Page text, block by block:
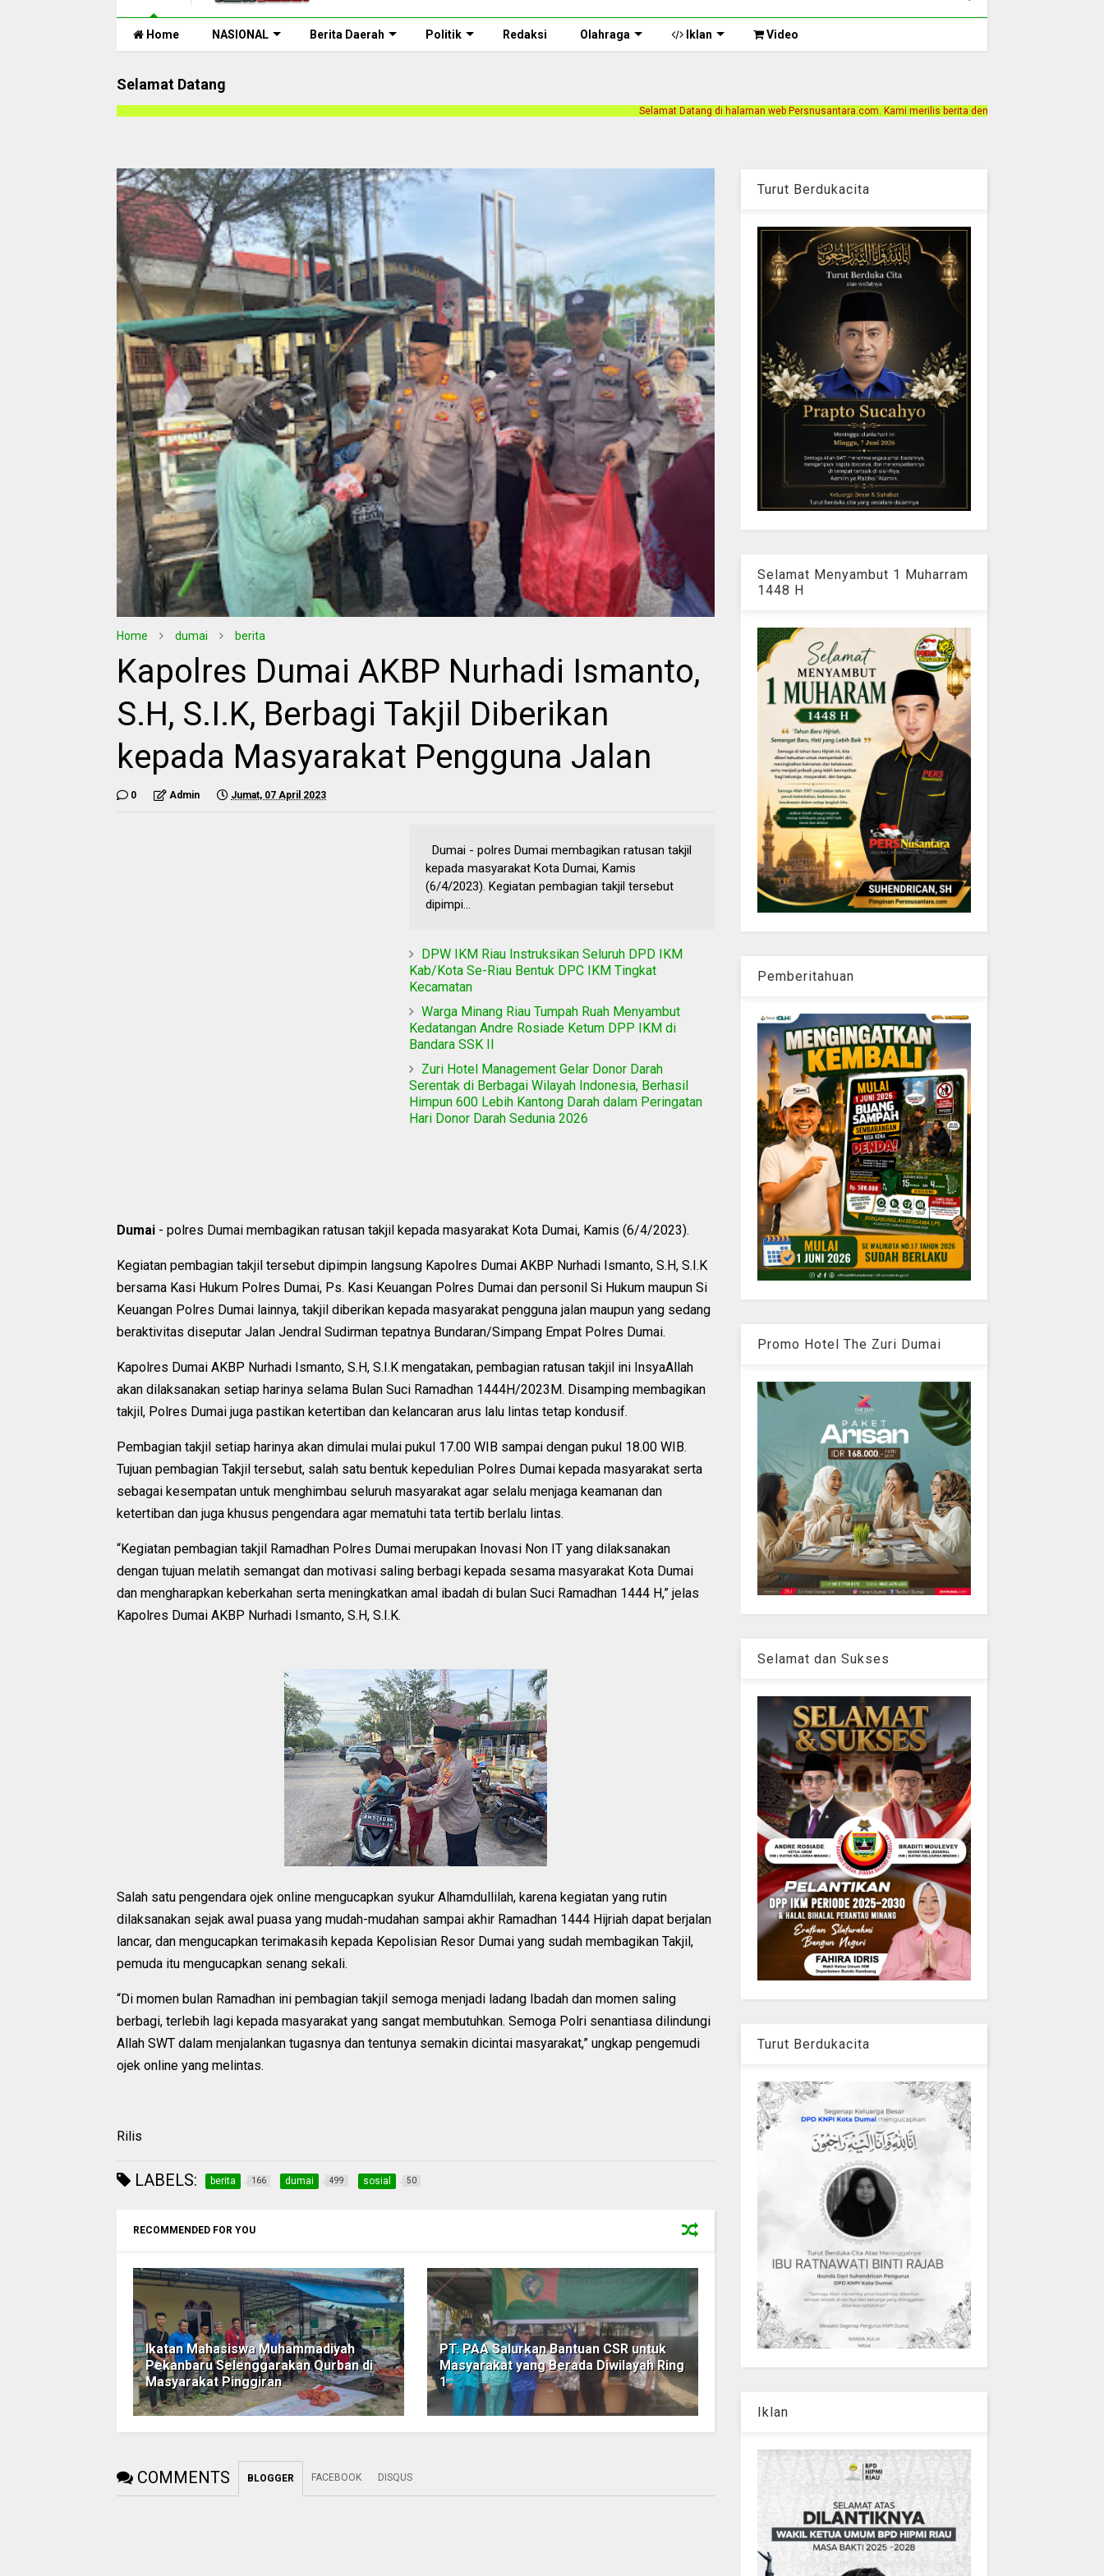
Home NASIONAL Berita Daerah Politik Redaksi Olahraga Iklan Video
Selamat Datang
Selamat Datang di halaman web Persnusantara.com. Kami merilis berita dengan motto Akurat, Independen, Terpercaya.
Home dumai berita
Kapolres Dumai AKBP Nurhadi Ismanto,
S.H, S.I.K, Berbagi Takjil Diberikan
kepada Masyarakat Pengguna Jalan
0 Admin Jumat, 07 April 2023
Dumai - polres Dumai membagikan ratusan takjil
kepada masyarakat Kota Dumai, Kamis
(6/4/2023). Kegiatan pembagian takjil tersebut
dipimpi...
DPW IKM Riau Instruksikan Seluruh DPD IKM
Kab/Kota Se-Riau Bentuk DPC IKM Tingkat
Kecamatan
Warga Minang Riau Tumpah Ruah Menyambut
Kedatangan Andre Rosiade Ketum DPP IKM di
Bandara SSK II
Zuri Hotel Management Gelar Donor Darah
Serentak di Berbagai Wilayah Indonesia, Berhasil
Himpun 600 Lebih Kantong Darah dalam Peringatan
Hari Donor Darah Sedunia 2026
Dumai - polres Dumai membagikan ratusan takjil kepada masyarakat Kota Dumai, Kamis (6/4/2023).
Kegiatan pembagian takjil tersebut dipimpin langsung Kapolres Dumai AKBP Nurhadi Ismanto, S.H, S.I.K
bersama Kasi Hukum Polres Dumai, Ps. Kasi Keuangan Polres Dumai dan personil Si Hukum maupun Si
Keuangan Polres Dumai lainnya, takjil diberikan kepada masyarakat pengguna jalan maupun yang sedang
beraktivitas diseputar Jalan Jendral Sudirman tepatnya Bundaran/Simpang Empat Polres Dumai.
Kapolres Dumai AKBP Nurhadi Ismanto, S.H, S.I.K mengatakan, pembagian ratusan takjil ini InsyaAllah
akan dilaksanakan setiap harinya selama Bulan Suci Ramadhan 1444H/2023M. Disamping membagikan
takjil, Polres Dumai juga pastikan ketertiban dan kelancaran arus lalu lintas tetap kondusif.
Pembagian takjil setiap harinya akan dimulai mulai pukul 17.00 WIB sampai dengan pukul 18.00 WIB.
Tujuan pembagian Takjil tersebut, salah satu bentuk kepedulian Polres Dumai kepada masyarakat serta
sebagai kesempatan untuk menghimbau seluruh masyarakat agar selalu menjaga keamanan dan
ketertiban dan juga khusus pengendara agar mematuhi tata tertib berlalu lintas.
“Kegiatan pembagian takjil Ramadhan Polres Dumai merupakan Inovasi Non IT yang dilaksanakan
dengan tujuan melatih semangat dan motivasi saling berbagi kepada sesama masyarakat Kota Dumai
dan mengharapkan keberkahan serta meningkatkan amal ibadah di bulan Suci Ramadhan 1444 H,” jelas
Kapolres Dumai AKBP Nurhadi Ismanto, S.H, S.I.K.
Salah satu pengendara ojek online mengucapkan syukur Alhamdullilah, karena kegiatan yang rutin
dilaksanakan sejak awal puasa yang mudah-mudahan sampai akhir Ramadhan 1444 Hijriah dapat berjalan
lancar, dan mengucapkan terimakasih kepada Kepolisian Resor Dumai yang sudah membagikan Takjil,
pemuda itu mengucapkan senang sekali.
“Di momen bulan Ramadhan ini pembagian takjil semoga menjadi ladang Ibadah dan momen saling
berbagi, terlebih lagi kepada masyarakat yang sangat membutuhkan. Semoga Polri senantiasa dilindungi
Allah SWT dalam menjalankan tugasnya dan tentunya semakin dicintai masyarakat,” ungkap pengemudi
ojek online yang melintas.
Rilis
LABELS: berita 166 dumai 499 sosial 50
RECOMMENDED FOR YOU
Ikatan Mahasiswa Muhammadiyah
Pekanbaru Selenggarakan Qurban di
Masyarakat Pinggiran
PT. PAA Salurkan Bantuan CSR untuk
Masyarakat yang Berada Diwilayah Ring
1
COMMENTS BLOGGER FACEBOOK DISQUS
Turut Berdukacita
Selamat Menyambut 1 Muharram
1448 H
Pemberitahuan
Promo Hotel The Zuri Dumai
Selamat dan Sukses
Turut Berdukacita
Iklan